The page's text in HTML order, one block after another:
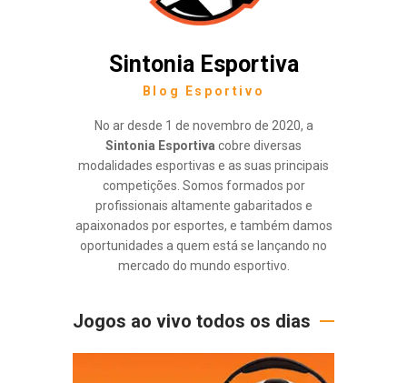
Sintonia Esportiva
Blog Esportivo
No ar desde 1 de novembro de 2020, a
Sintonia Esportiva cobre diversas
modalidades esportivas e as suas principais
competições. Somos formados por
profissionais altamente gabaritados e
apaixonados por esportes, e também damos
oportunidades a quem está se lançando no
mercado do mundo esportivo.
Jogos ao vivo todos os dias